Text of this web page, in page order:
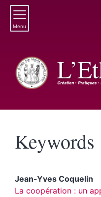
Menu
Jean-Yves Coquelin
La coopération : un